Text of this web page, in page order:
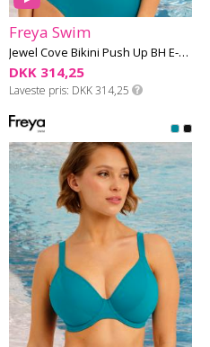
Freya Swim
Jewel Cove Bikini Push Up BH E-K skål
DKK 314,25
Laveste pris DKK 314,25